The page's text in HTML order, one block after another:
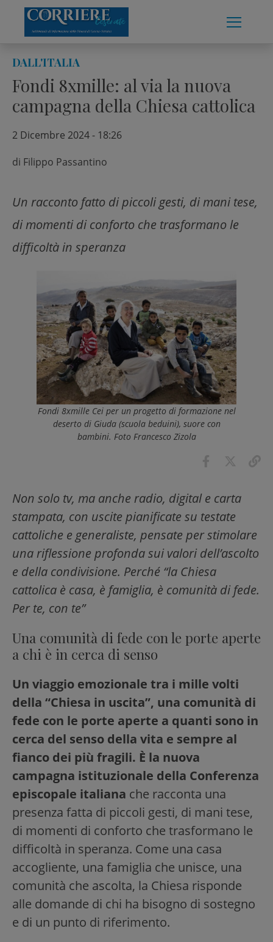
content
DALL'ITALIA
Fondi 8xmille: al via la nuova
campagna della Chiesa cattolica
2 Dicembre 2024 - 18:26
di Filippo Passantino
Un racconto fatto di piccoli gesti, di mani tese,
di momenti di conforto che trasformano le
difficoltà in speranza
Fondi 8xmille Cei per un progetto di formazione nel
deserto di Giuda (scuola beduini), suore con
bambini. Foto Francesco Zizola
Non solo tv, ma anche radio, digital e carta
stampata, con uscite pianificate su testate
cattoliche e generaliste, pensate per stimolare
una riflessione profonda sui valori dell’ascolto
e della condivisione. Perché “la Chiesa
cattolica è casa, è famiglia, è comunità di fede.
Per te, con te”
Una comunità di fede con le porte aperte
a chi è in cerca di senso
Un viaggio emozionale tra i mille volti
della “Chiesa in uscita”, una comunità di
fede con le porte aperte a quanti sono in
cerca del senso della vita e sempre al
fianco dei più fragili. È la nuova
campagna istituzionale della Conferenza
episcopale italiana che racconta una
presenza fatta di piccoli gesti, di mani tese,
di momenti di conforto che trasformano le
difficoltà in speranza. Come una casa
accogliente, una famiglia che unisce, una
comunità che ascolta, la Chiesa risponde
alle domande di chi ha bisogno di sostegno
e di un punto di riferimento.